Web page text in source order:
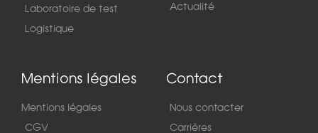
Laboratoire de test
Logistique
Actualité
Mentions légales
Mentions légales
CGV
Contact
Nous contacter
Carrières